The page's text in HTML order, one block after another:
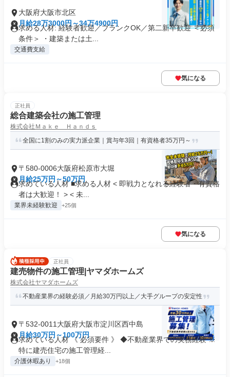
大阪府大阪市北区
月給28万3000円～34万4900円
求める人材: 経験者歓迎／ブランクOK／第二新卒歓迎 ＜必須
条件＞ ・建築または土...
交通費支給
気になる
正社員
総合建築会社の施工管理
株式会社Ｍａｋｅ Ｈａｎｄｓ
全国に1割のみの実力派企業｜賞与年3回｜有資格者35万円～
〒580-0006大阪府松原市大堀
月給25万円～50万円
求めている人材 ■求める人材 < 即戦力となれる経験者・有資格
者は大歓迎！ > < 未...
業界未経験歓迎 +25個
気になる
正社員
建売物件の施工管理|ヤマダホームズ
株式会社ヤマダホームズ
不動産業界の経験必須／月給30万円以上／大手グループの安定性
〒532-0011大阪府大阪市淀川区西中島
月給30万円～100万円
求めている人材 《 必須要件 》 ◆不動産業界での実務経験 ※
特に建売住宅の施工管理経...
介護休暇あり +18個